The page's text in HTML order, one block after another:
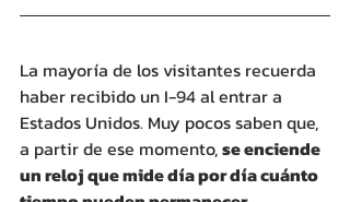
La mayoría de los visitantes recuerda
haber recibido un I-94 al entrar a
Estados Unidos. Muy pocos saben que,
a partir de ese momento, se enciende
un reloj que mide día por día cuánto